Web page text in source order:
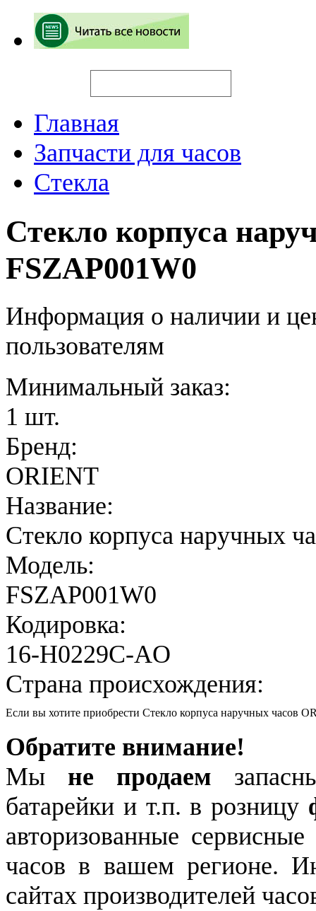
Главная
Запчасти для часов
Стекла
Стекло корпуса
FSZAP001W0
Информация о наличии и
пользователям
Минимальный заказ:
1 шт.
Бренд:
ORIENT
Название:
Стекло корпуса наручных
Модель:
FSZAP001W0
Кодировка:
16-H0229C-AO
Страна происхождения:
Если вы хотите приобрести Стекло корпуса наручных часов
Обратите внимание!
Мы не продаем
батарейки и т.п. в розницу
авторизованные
часов в вашем регионе.
сайтах производителей